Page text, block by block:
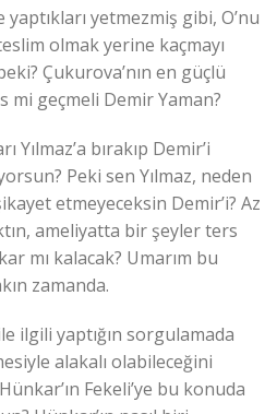
yaptıkları yetmezmiş gibi, O’nu
olmak yerine kaçmayı
Çukurova’nın en güçlü
mi geçmeli Demir Yaman?
Yılmaz’a bırakıp Demir’i
Peki sen Yılmaz, neden
etmeyeceksin Demir’i? Az
ameliyatta bir şeyler ters
mı kalacak? Umarım bu
zamanda.
ilgili yaptığın sorgulamada
alakalı olabileceğini
Fekeli’ye bu konuda